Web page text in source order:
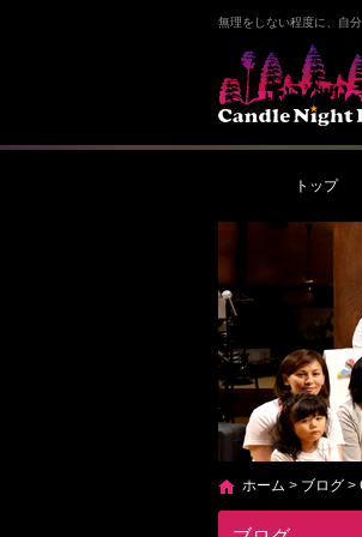
無理をしない程度に、自
トップ
ホーム > ブログ >